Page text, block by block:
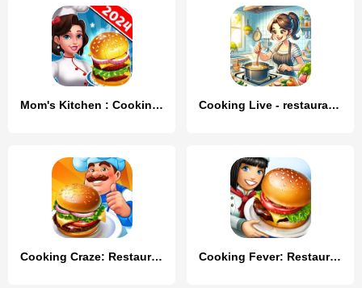
Mom's Kitchen : Cooking Games Cooking Live - restaurant game
Cooking Craze: Restaurant Game Cooking Fever: Restaurant Game